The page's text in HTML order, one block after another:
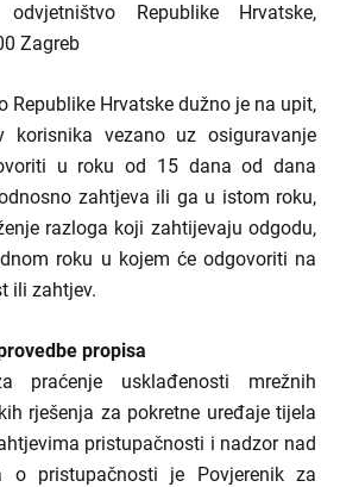
Republike Hrvatske,
Zagreb
Republike Hrvatske dužno je na upit,
korisnika vezano uz osiguravanje
u roku od 15 dana od dana
zahtjeva ili ga u istom roku,
razloga koji zahtijevaju odgodu,
roku u kojem će odgovoriti na
ili zahtjev.
propisa
praćenje usklađenosti mrežnih
rješenja za pokretne uređaje tijela
pristupačnosti i nadzor nad
o pristupačnosti je Povjerenik za